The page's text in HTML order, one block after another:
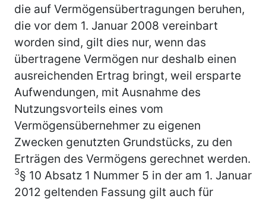
die auf Vermögensübertragungen beruhen,
die vor dem 1. Januar 2008 vereinbart
worden sind, gilt dies nur, wenn das
übertragene Vermögen nur deshalb einen
ausreichenden Ertrag bringt, weil ersparte
Aufwendungen, mit Ausnahme des
Nutzungsvorteils eines vom
Vermögensübernehmer zu eigenen
Zwecken genutzten Grundstücks, zu den
Erträgen des Vermögens gerechnet werden.
3§ 10 Absatz 1 Nummer 5 in der am 1. Januar
2012 geltenden Fassung gilt auch für